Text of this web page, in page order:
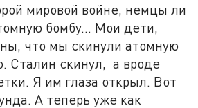
мировой войне, немцы ли
бомбу… Мои дети,
что мы скинули атомную
Сталин скинул, а вроде
Я им глаза открыл. Вот
А теперь уже как